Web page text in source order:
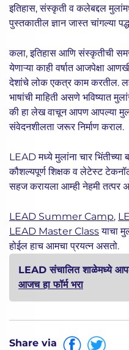
इतिहास, संस्कृती व कलेबद्दल
पुस्तकातील ज्ञान जास्त चांगल्या
कला, इतिहास आणि संस्कृतीची
येणाऱ्या काही वर्षात आजपेक्षा
देशांचे लोक एकत्र काम करतील.
भाषांची माहिती असणे भविष्यात
की हा लेख वाचून आपण आपल्या
संवेदनशीलता जरूर निर्माण कराल.
LEAD मध्ये मुलांना चार भिंतीच्या
कौशल्यपूर्ण शिक्षक व लेटेस्ट
सहज करायला आम्ही नेहमी तत्पर
LEAD Summer Camp,
LEAD Master Classयाचा
होईल हाच आमचा प्रयत्न असतो.
LEAD संचालित शाळेमध्ये
आजच हा फॉर्म भरा
Share via